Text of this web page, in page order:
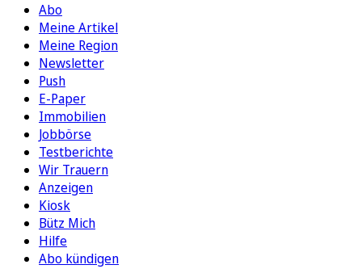
Abo
Meine Artikel
Meine Region
Newsletter
Push
E-Paper
Immobilien
Jobbörse
Testberichte
Wir Trauern
Anzeigen
Kiosk
Bütz Mich
Hilfe
Abo kündigen